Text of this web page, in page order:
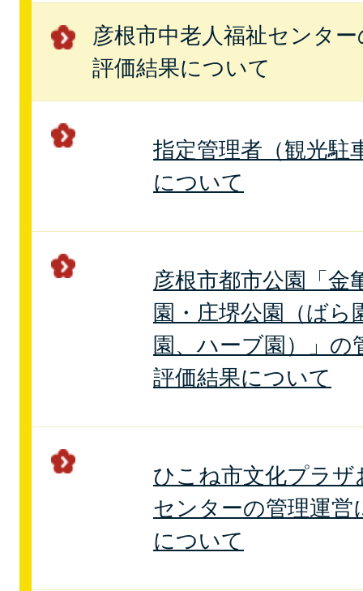
彦根市中老人福祉センタ
評価結果について
指定管理者（観光駐
について
彦根市都市公園「金
園・庄堺公園（ばら
園、ハーブ園）」の
評価結果について
ひこね市文化プラ
センターの管理運営
について